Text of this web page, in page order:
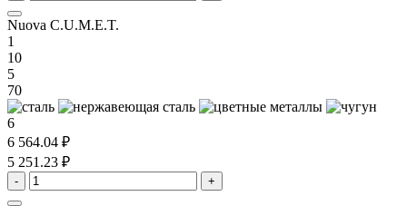
Nuova C.U.M.E.T.
1
10
5
70
6
6 564.04 ₽
5 251.23 ₽
- +